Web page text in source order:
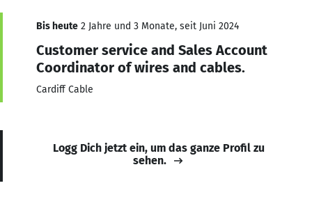
Bis heute 2 Jahre und 3 Monate, seit Juni 2024
Customer service and Sales Account
Coordinator of wires and cables.
Cardiff Cable
Logg Dich jetzt ein, um das ganze Profil zu
sehen.